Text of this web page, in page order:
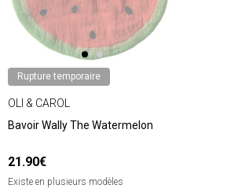
Rupture temporaire
OLI & CAROL
Bavoir Wally The Watermelon
21.90€
Existe en plusieurs modèles